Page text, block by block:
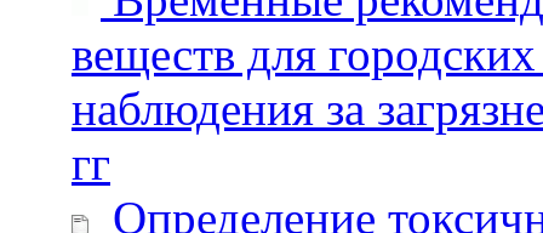
веществ для
наблюдения за
гг
Определение